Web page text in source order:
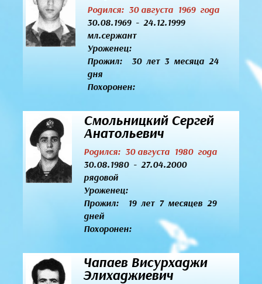
Родился: 30 августа 1969 года
30.08.1969 - 24.12.1999
мл.сержант
Уроженец:
Прожил: 30 лет 3 месяца 24
дня
Похоронен:
Смольницкий Сергей
Анатольевич
Родился: 30 августа 1980 года
30.08.1980 - 27.04.2000
рядовой
Уроженец:
Прожил: 19 лет 7 месяцев 29
дней
Похоронен:
Чапаев Висурхаджи
Элихаджиевич